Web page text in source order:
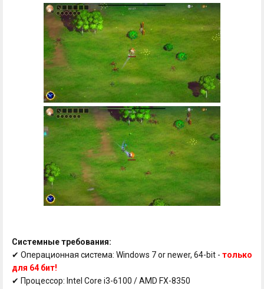
Системные требования:
✔ Операционная система: Windows 7 or newer, 64-bit - только
для 64 бит!
✔ Процессор: Intel Core i3-6100 / AMD FX-8350